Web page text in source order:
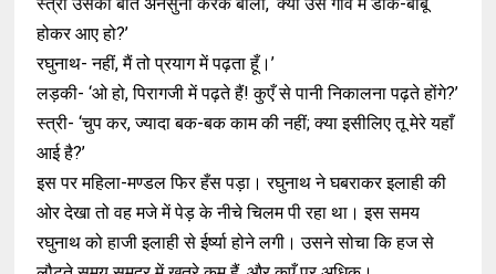
होकर आए हो?’
रघुनाथ- नहीं, मैं तो प्रयाग में पढ़ता हूँ।’
लड़की- ‘ओ हो, पिरागजी में पढ़ते हैं! कुएँ से पानी निकालना पढ़ते होंगे?’
स्त्री- ‘चुप कर, ज्यादा बक-बक काम की नहीं; क्या इसीलिए तू मेरे यहाँ
आई है?’
इस पर महिला-मण्डल फिर हँस पड़ा। रघुनाथ ने घबराकर इलाही की
ओर देखा तो वह मजे में पेड़ के नीचे चिलम पी रहा था। इस समय
रघुनाथ को हाजी इलाही से ईर्ष्या होने लगी। उसने सोचा कि हज से